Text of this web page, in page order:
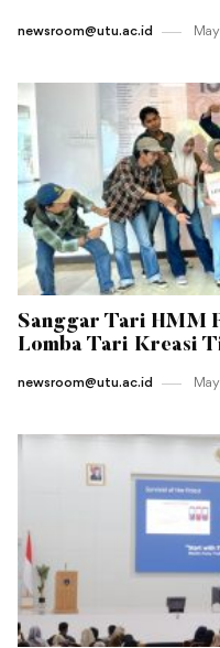
newsroom@utu.ac.id
Sanggar Tari HMM
Lomba Tari Kreasi
newsroom@utu.ac.id